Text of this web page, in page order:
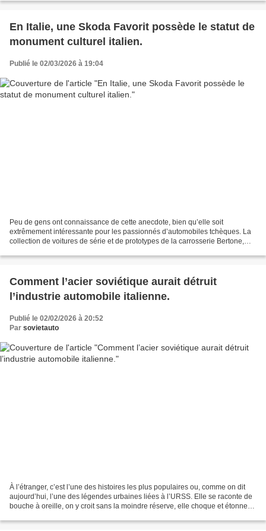
En Italie, une Skoda Favorit possède le statut de
monument culturel italien.
Publié le 02/03/2026 à 19:04
Peu de gens ont connaissance de cette anecdote, bien qu’elle soit
extrêmement intéressante pour les passionnés d’automobiles tchèques. La
collection de voitures de série et de prototypes de la carrosserie Bertone,
Comment l’acier soviétique aurait détruit
l’industrie automobile italienne.
Publié le 02/02/2026 à 20:52
Par sovietauto
À l’étranger, c’est l’une des histoires les plus populaires ou, comme on dit
aujourd’hui, l’une des légendes urbaines liées à l’URSS. Elle se raconte de
bouche à oreille, on y croit sans la moindre réserve, elle choque et étonne